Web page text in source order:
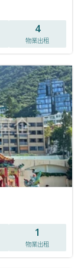
4
物業出租
1
物業出租